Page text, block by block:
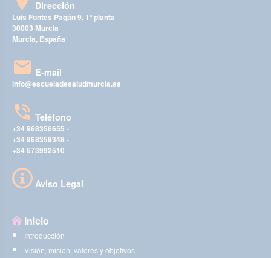
Dirección
Luis Fontes Pagán 9, 1ª planta
30003 Murcia
Murcia, España
E-mail
info@escueladesaludmurcia.es
Teléfono
+34 968356655 -
+34 968359348 -
+34 673992510
Aviso Legal
Inicio
Introducción
Visión, misión, valores y objetivos